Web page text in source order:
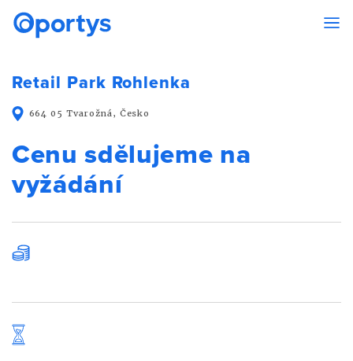
Retail Park Rohlenka
664 05 Tvarožná, Česko
Cenu sdělujeme na
vyžádání